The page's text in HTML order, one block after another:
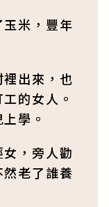
米，豐年
出來，也
的女人。
學。
，旁人勸
老了誰養